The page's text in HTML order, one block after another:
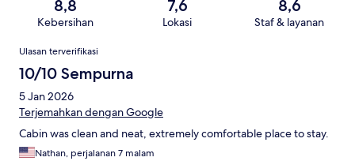
8,8
Kebersihan
7,6
Lokasi
8,6
Staf & layanan
Ulasan
Ulasan terverifikasi
10/10 Sempurna
5 Jan 2026
Terjemahkan dengan Google
Cabin was clean and neat, extremely comfortable place to stay.
Nathan, perjalanan 7 malam